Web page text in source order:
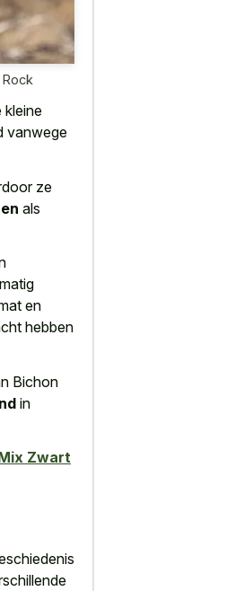
kleine
vanwege
ze
als
en
hebben
Bichon
in
Zwart